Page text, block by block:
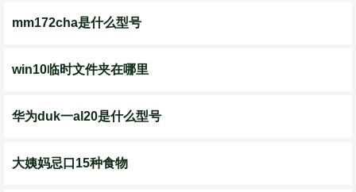
mm172cha是什么型号
win10临时文件夹在哪里
华为duk一al20是什么型号
大姨妈忌口15种食物